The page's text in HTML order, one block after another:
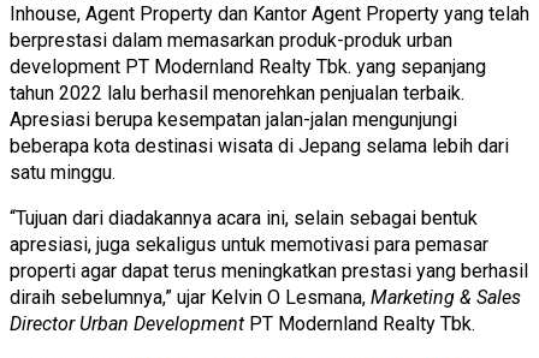
Inhouse, Agent Property dan Kantor Agent Property yang telah
berprestasi dalam memasarkan produk-produk urban
development PT Modernland Realty Tbk. yang sepanjang
tahun 2022 lalu berhasil menorehkan penjualan terbaik.
Apresiasi berupa kesempatan jalan-jalan mengunjungi
beberapa kota destinasi wisata di Jepang selama lebih dari
satu minggu.
“Tujuan dari diadakannya acara ini, selain sebagai bentuk
apresiasi, juga sekaligus untuk memotivasi para pemasar
properti agar dapat terus meningkatkan prestasi yang berhasil
diraih sebelumnya,” ujar Kelvin O Lesmana, Marketing & Sales
Director Urban Development PT Modernland Realty Tbk.